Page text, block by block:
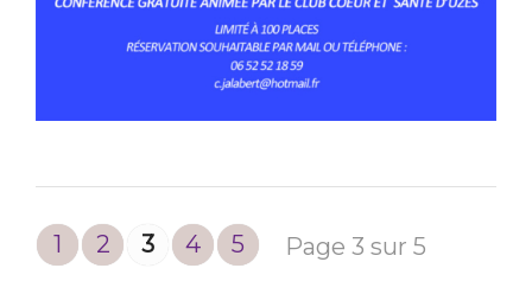
Page 3 sur 5
1 2 3 4 5